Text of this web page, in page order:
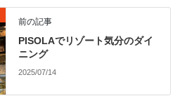
前の記事
PISOLAでリゾート気分のダイ
ニング
2025/07/14